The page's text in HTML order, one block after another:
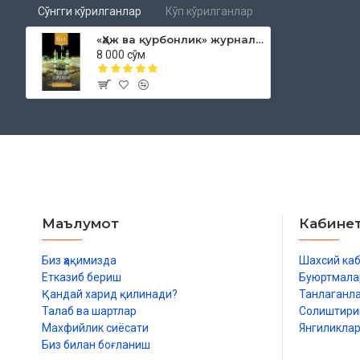
Сўнгги кўрилганлар Кўп кўрилганлар
«Ҳаж ва қурбонлик» журнали (Ҳилол, 6(39)-сон)
8 000 сўм
Маълумот
Биз ҳақимизда
Етказиб бериш
Қандай харид қилинади?
Талаб ва шартлар
Махфийлик сиёсати
Биз билан боғланиш
Шахсий
Янгиликлар